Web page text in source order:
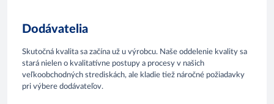
Dodávatelia
Skutočná kvalita sa začína už u výrobcu. Naše oddelenie kvality sa
stará nielen o kvalitatívne postupy a procesy v našich
veľkoobchodných strediskách, ale kladie tiež náročné požiadavky
pri výbere dodávateľov.